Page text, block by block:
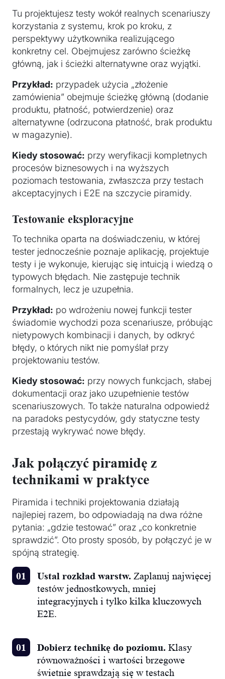
Tu projektujesz testy wokół realnych scenariuszy
korzystania z systemu, krok po kroku, z
perspektywy użytkownika realizującego
konkretny cel. Obejmujesz zarówno ścieżkę
główną, jak i ścieżki alternatywne oraz wyjątki.
Przykład: przypadek użycia „złożenie
zamówienia” obejmuje ścieżkę główną (dodanie
produktu, płatność, potwierdzenie) oraz
alternatywne (odrzucona płatność, brak produktu
w magazynie).
Kiedy stosować: przy weryfikacji kompletnych
procesów biznesowych i na wyższych
poziomach testowania, zwłaszcza przy testach
akceptacyjnych i E2E na szczycie piramidy.
Testowanie eksploracyjne
To technika oparta na doświadczeniu, w której
tester jednocześnie poznaje aplikację, projektuje
testy i je wykonuje, kierując się intuicją i wiedzą o
typowych błędach. Nie zastępuje technik
formalnych, lecz je uzupełnia.
Przykład: po wdrożeniu nowej funkcji tester
świadomie wychodzi poza scenariusze, próbując
nietypowych kombinacji i danych, by odkryć
błędy, o których nikt nie pomyślał przy
projektowaniu testów.
Kiedy stosować: przy nowych funkcjach, słabej
dokumentacji oraz jako uzupełnienie testów
scenariuszowych. To także naturalna odpowiedź
na paradoks pestycydów, gdy statyczne testy
przestają wykrywać nowe błędy.
Jak połączyć piramidę z
technikami w praktyce
Piramida i techniki projektowania działają
najlepiej razem, bo odpowiadają na dwa różne
pytania: „gdzie testować” oraz „co konkretnie
sprawdzić”. Oto prosty sposób, by połączyć je w
spójną strategię.
Ustal rozkład warstw. Zaplanuj najwięcej
testów jednostkowych, mniej
integracyjnych i tylko kilka kluczowych
E2E.
Dobierz technikę do poziomu. Klasy
równoważności i wartości brzegowe
świetnie sprawdzają się w testach